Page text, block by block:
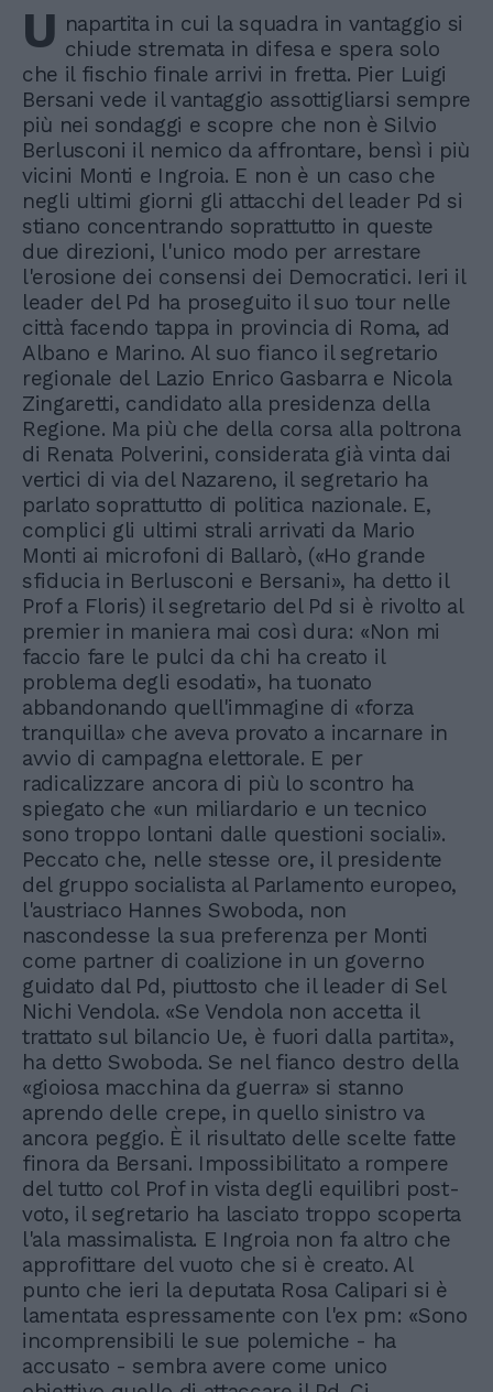
U napartita in cui la squadra in vantaggio si
chiude stremata in difesa e spera solo
che il fischio finale arrivi in fretta. Pier Luigi
Bersani vede il vantaggio assottigliarsi sempre
più nei sondaggi e scopre che non è Silvio
Berlusconi il nemico da affrontare, bensì i più
vicini Monti e Ingroia. E non è un caso che
negli ultimi giorni gli attacchi del leader Pd si
stiano concentrando soprattutto in queste
due direzioni, l'unico modo per arrestare
l'erosione dei consensi dei Democratici. Ieri il
leader del Pd ha proseguito il suo tour nelle
città facendo tappa in provincia di Roma, ad
Albano e Marino. Al suo fianco il segretario
regionale del Lazio Enrico Gasbarra e Nicola
Zingaretti, candidato alla presidenza della
Regione. Ma più che della corsa alla poltrona
di Renata Polverini, considerata già vinta dai
vertici di via del Nazareno, il segretario ha
parlato soprattutto di politica nazionale. E,
complici gli ultimi strali arrivati da Mario
Monti ai microfoni di Ballarò, («Ho grande
sfiducia in Berlusconi e Bersani», ha detto il
Prof a Floris) il segretario del Pd si è rivolto al
premier in maniera mai così dura: «Non mi
faccio fare le pulci da chi ha creato il
problema degli esodati», ha tuonato
abbandonando quell'immagine di «forza
tranquilla» che aveva provato a incarnare in
avvio di campagna elettorale. E per
radicalizzare ancora di più lo scontro ha
spiegato che «un miliardario e un tecnico
sono troppo lontani dalle questioni sociali».
Peccato che, nelle stesse ore, il presidente
del gruppo socialista al Parlamento europeo,
l'austriaco Hannes Swoboda, non
nascondesse la sua preferenza per Monti
come partner di coalizione in un governo
guidato dal Pd, piuttosto che il leader di Sel
Nichi Vendola. «Se Vendola non accetta il
trattato sul bilancio Ue, è fuori dalla partita»,
ha detto Swoboda. Se nel fianco destro della
«gioiosa macchina da guerra» si stanno
aprendo delle crepe, in quello sinistro va
ancora peggio. È il risultato delle scelte fatte
finora da Bersani. Impossibilitato a rompere
del tutto col Prof in vista degli equilibri post-
voto, il segretario ha lasciato troppo scoperta
l'ala massimalista. E Ingroia non fa altro che
approfittare del vuoto che si è creato. Al
punto che ieri la deputata Rosa Calipari si è
lamentata espressamente con l'ex pm: «Sono
incomprensibili le sue polemiche - ha
accusato - sembra avere come unico